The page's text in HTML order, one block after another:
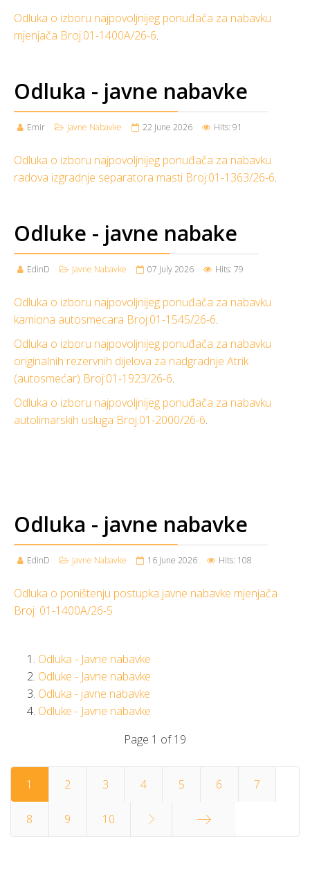
Odluka o izboru najpovoljnijeg ponuđača za nabavku
mjenjača Broj:01-1400A/26-6.
Odluka - javne nabavke
Emir Javne Nabavke 22 June 2026 Hits: 91
Odluka o izboru najpovoljnijeg ponuđača za nabavku
radova izgradnje separatora masti Broj:01-1363/26-6.
Odluke - javne nabake
EdinD Javne Nabavke 07 July 2026 Hits: 79
Odluka o izboru najpovoljnijeg ponuđača za nabavku
kamiona autosmecara Broj:01-1545/26-6.
Odluka o izboru najpovoljnijeg ponuđača za nabavku
originalnih rezervnih dijelova za nadgradnje Atrik
(autosmećar) Broj:01-1923/26-6.
Odluka o izboru najpovoljnijeg ponuđača za nabavku
autolimarskih usluga Broj:01-2000/26-6.
Odluka - javne nabavke
EdinD Javne Nabavke 16 June 2026 Hits: 108
Odluka o poništenju postupka javne nabavke mjenjača
Broj: 01-1400A/26-5
Odluka - Javne nabavke
Odluke - Javne nabavke
Odluka - javne nabavke
Odluke - Javne nabavke
Page 1 of 19
1 2 3 4 5 6 7
8 9 10